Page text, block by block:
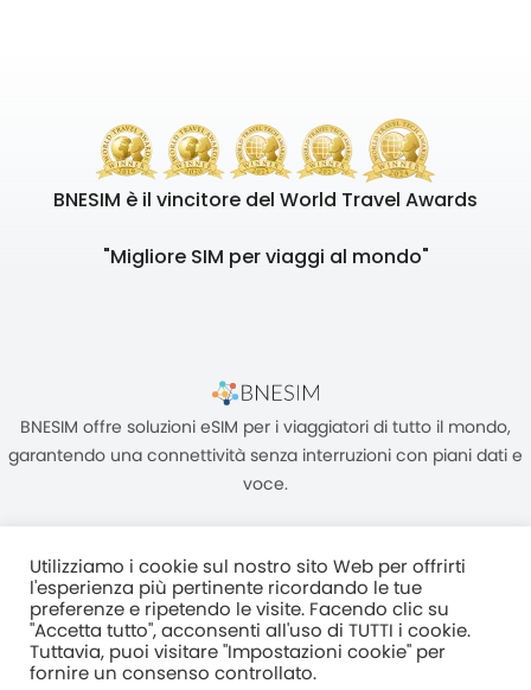
BNESIM è il vincitore del World Travel Awards
"Migliore SIM per viaggi al mondo"
BNESIM offre soluzioni eSIM per i viaggiatori di tutto il mondo,
garantendo una connettività senza interruzioni con piani dati e
voce.
Unità C, 8/F, King Palace Plaza, NO:55 King Yip Street, Kwun Tong,
Kowloon, HONG KONG
2017–2025 BNESIM LIMITED Tutti i diritti riservati
Utilizziamo i cookie sul nostro sito Web per offrirti
l'esperienza più pertinente ricordando le tue
preferenze e ripetendo le visite. Facendo clic su
"Accetta tutto", acconsenti all'uso di TUTTI i cookie.
Tuttavia, puoi visitare "Impostazioni cookie" per
fornire un consenso controllato.